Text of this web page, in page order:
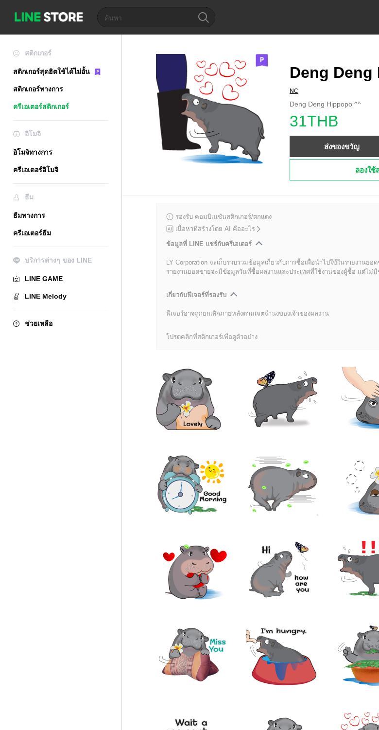
สติกเกอร์
สติกเกอร์สุดฮิตใช้ได้ไม่อั้น
สติกเกอร์ทางการ
ครีเอเตอร์สติกเกอร์
อิโมจิ
อิโมจิทางการ
ครีเอเตอร์อิโมจิ
ธีม
ธีมทางการ
ครีเอเตอร์ธีม
บริการต่างๆ ของ LINE
LINE GAME
LINE Melody
ช่วยเหลือ
Deng
NC
Deng Deng Hippopo ^^
31THB
ส่งของขวัญ
ลองใช้
รองรับ คอมบิเนชันสติกเกอร์/ตกแต่ง
เนื้อหาที่สร้างโดย AI คืออะไร
ข้อมูลที่ LINE แชร์กับครีเอเตอร์
LY Corporation จะเก็บรวบรวมข้อมูลเกี่ยวกับการซื้อเพื่อนำไปใช้ในรายงานยอ
รายงานยอดขายจะมีข้อมูลวันที่ซื้อผลงานและประเทศที่ใช้งานของผู้ซื้อ แต่ไม่
เกี่ยวกับฟีเจอร์ที่รองรับ
ฟีเจอร์อาจถูกยกเลิกภายหลังตามเจตจำนงของเจ้าของผลงาน
โปรดคลิกที่สติกเกอร์เพื่อดูตัวอย่าง